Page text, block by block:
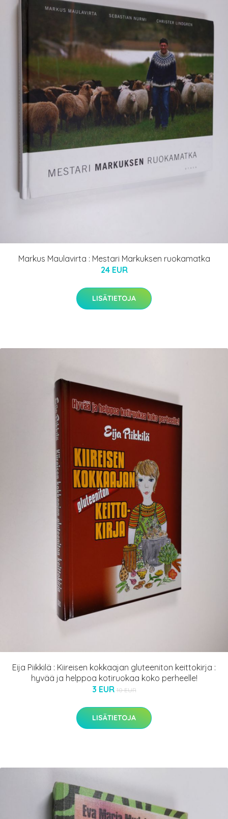
Markus Maulavirta : Mestari Markuksen ruokamatka
24 EUR
LISÄTIETOJA
Eija Piikkilä : Kiireisen kokkaajan gluteeniton keittokirja :
hyvää ja helppoa kotiruokaa koko perheelle!
3 EUR 10 EUR
LISÄTIETOJA